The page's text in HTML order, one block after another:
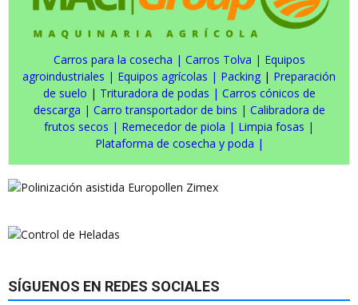
Carros para la cosecha | Carros Tolva | Equipos
agroindustriales | Equipos agrícolas | Packing | Preparación
de suelo | Trituradora de podas | Carros cónicos de
descarga | Carro transportador de bins | Calibradora de
frutos secos | Remecedor de piola | Limpia fosas |
Plataforma de cosecha y poda |
SÍGUENOS EN REDES SOCIALES